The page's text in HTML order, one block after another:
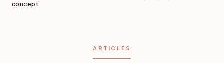
concept
ARTICLES